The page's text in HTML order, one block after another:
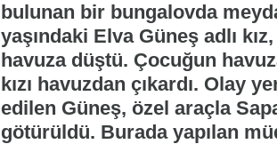
bulunan bir bungalovda
yaşındaki Elva Güneş adlı
havuza düştü. Çocuğun
kızı havuzdan çıkardı. Olay
edilen Güneş, özel araçla
götürüldü. Burada yapılan